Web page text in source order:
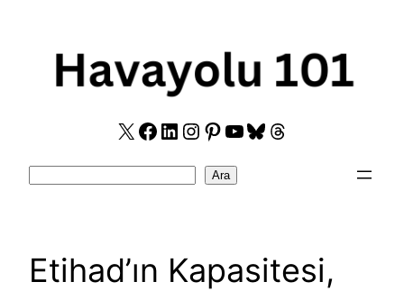
X Facebook
LinkedIn
Instagram
Pinterest
YouTube
Bluesky
Threads
Ara
Etihad’ın Kapasitesi,